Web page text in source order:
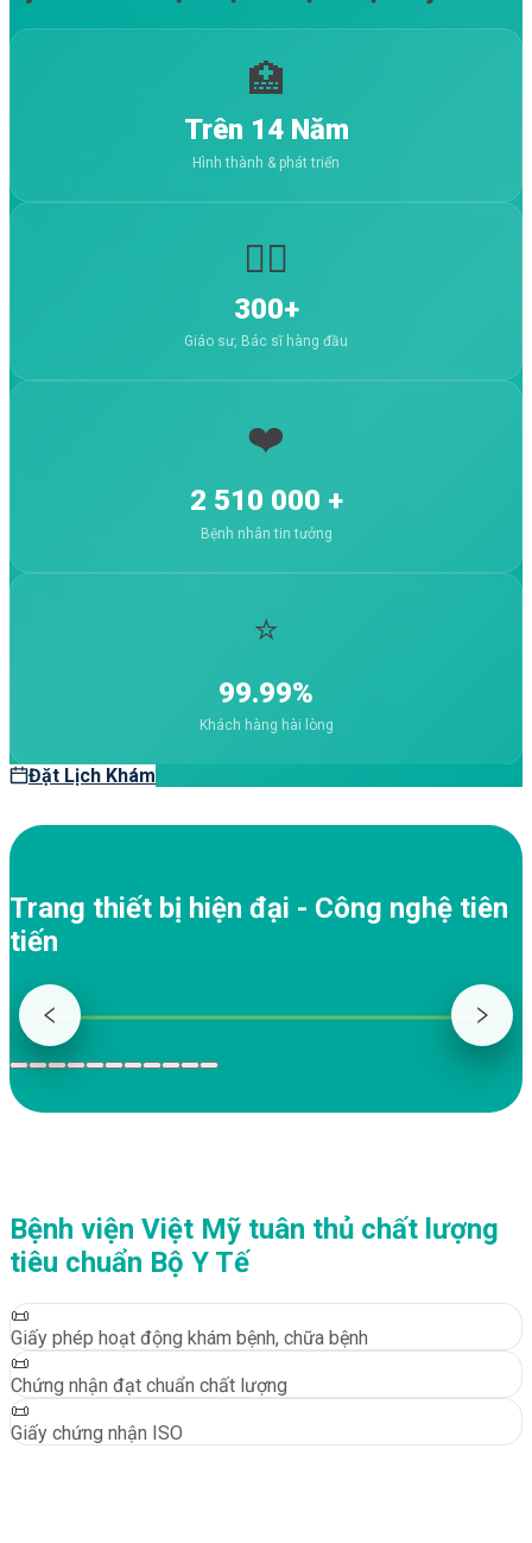
hướng đến mô hình
🏥
Trên 14 Năm
Hình thành & phát triển
👨‍⚕️
300+
Giáo sư, Bác sĩ hàng đầu
❤️
2 510 000 +
Bệnh nhân tin tưởng
⭐
99.99%
Khách hàng hài lòng
Đặt Lịch Khám
Trang thiết bị hiện đại - Công nghệ tiên
tiến
Máy chụp cắt lớp vi tính GE Revolution Maxima 128
Bệnh viện Việt Mỹ tuân thủ chất lượng
tiêu chuẩn Bộ Y Tế
📜
Giấy phép hoạt động khám bệnh, chữa bệnh
📜
Chứng nhận đạt chuẩn chất lượng
📜
Giấy chứng nhận ISO